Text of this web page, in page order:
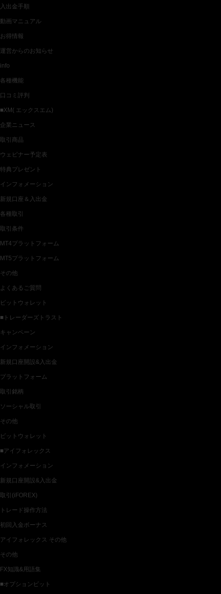
入出金手順
動画マニュアル
お得情報
運営からのお知らせ
info
各種機能
口コミ評判
■XM( エックスエム)
企業ニュース
取引商品
ウェビナー予定表
特典プレゼント
インフォメーション
新規口座＆入出金
各種取引
取引条件
MT4プラットフォーム
MT5プラットフォーム
その他
よくあるご質問
ビットウォレット
■トレーダーズトラスト
キャンペーン
インフォメーション
新規口座開設&入出金
プラットフォーム
取引銘柄
ソーシャル取引
その他
ビットウォレット
■アイフォレックス
インフォメーション
新規口座開設&入出金
取引(iFOREX)
トレード操作方法
初回入金ボーナス
アイフォレックス その他
その他
FX知識&用語集
■オプションビット